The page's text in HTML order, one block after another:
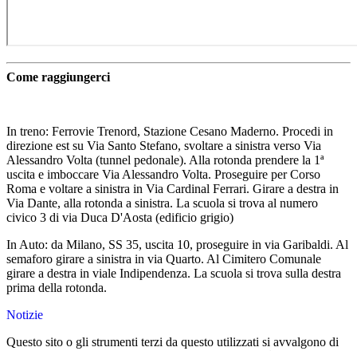
Come raggiungerci
In treno: Ferrovie Trenord, Stazione Cesano Maderno. Procedi in
direzione est su Via Santo Stefano, svoltare a sinistra verso Via
Alessandro Volta (tunnel pedonale). Alla rotonda prendere la 1ª
uscita e imboccare Via Alessandro Volta. Proseguire per Corso
Roma e voltare a sinistra in Via Cardinal Ferrari. Girare a destra in
Via Dante, alla rotonda a sinistra. La scuola si trova al numero
civico 3 di via Duca D'Aosta (edificio grigio)
In Auto: da Milano, SS 35, uscita 10, proseguire in via Garibaldi. Al
semaforo girare a sinistra in via Quarto. Al Cimitero Comunale
girare a destra in viale Indipendenza. La scuola si trova sulla destra
prima della rotonda.
Notizie
Questo sito o gli strumenti terzi da questo utilizzati si avvalgono di